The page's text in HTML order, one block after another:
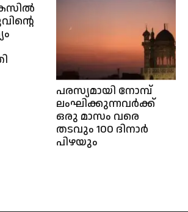
പരസ്യമായി നോമ്പ്
ലംഘിക്കുന്നവർക്ക്
ഒരു മാസം വരെ
തടവും 100 ദിനാർ
പിഴയും